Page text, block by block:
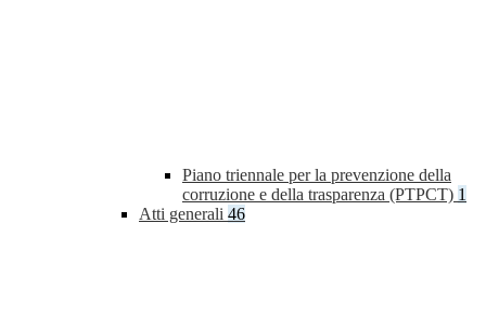
Piano triennale per la prevenzione della
corruzione e della trasparenza (PTPCT) 1
Atti generali 46